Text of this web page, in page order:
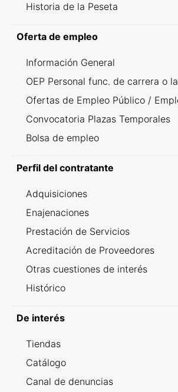
Historia de la Peseta
Oferta de empleo
Información General
OEP Personal func. de carrera o
Ofertas de Empleo Público /
Convocatoria Plazas Temporales
Bolsa de empleo
Perfil del contratante
Adquisiciones
Enajenaciones
Prestación de Servicios
Acreditación de Proveedores
Otras cuestiones de interés
Histórico
De interés
Tiendas
Catálogo
Canal de denuncias